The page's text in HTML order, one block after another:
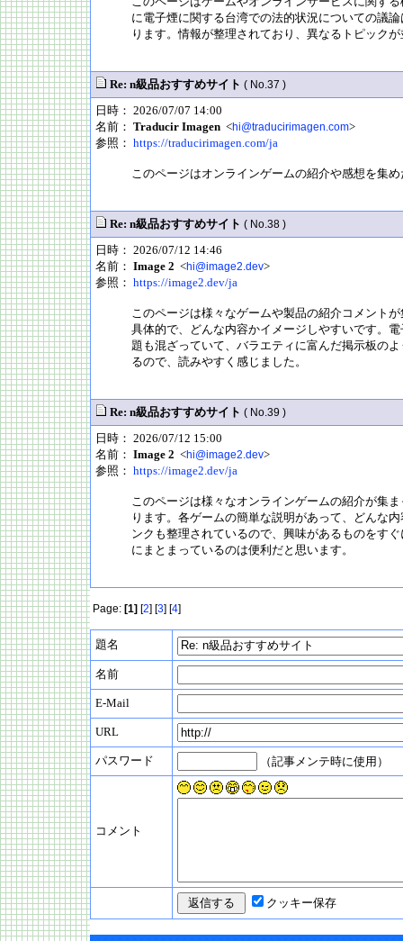
に電子煙に関する台湾での法的状況についての議
ります。情報が整理されており、異なるトピック
Re: n級品おすすめサイト ( No.37 )
日時： 2026/07/07 14:00
名前： Traducir Imagen <hi@traducirimagen.com>
参照： https://traducirimagen.com/ja
このページはオンラインゲームの紹介や感想を集
Re: n級品おすすめサイト ( No.38 )
日時： 2026/07/12 14:46
名前： Image 2 <hi@image2.dev>
参照： https://image2.dev/ja
このページは様々なゲームや製品の紹介コメント
具体的で、どんな内容かイメージしやすいです。
題も混ざっていて、バラエティに富んだ掲示板の
るので、読みやすく感じました。
Re: n級品おすすめサイト ( No.39 )
日時： 2026/07/12 15:00
名前： Image 2 <hi@image2.dev>
参照： https://image2.dev/ja
このページは様々なオンラインゲームの紹介が集
ります。各ゲームの簡単な説明があって、どんな
ンクも整理されているので、興味があるものをす
にまとまっているのは便利だと思います。
Page: [1] [2] [3] [4]
題名
名前
E-Mail
URL
パスワード （記事メンテ時に使用）
コメント
クッキー保存